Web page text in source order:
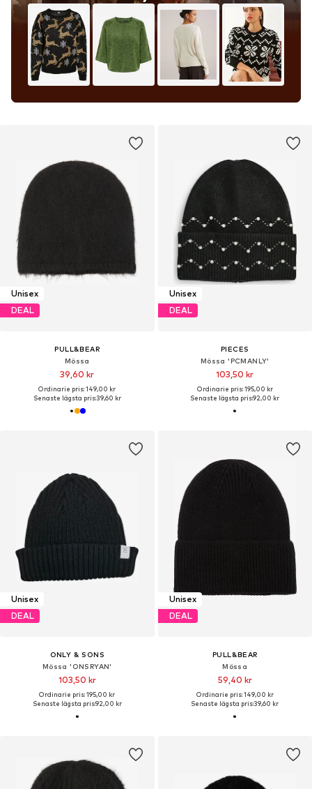
Unisex
DEAL
PULL&BEAR
Mössa
39,60 kr
Ordinarie pris: 149,00 kr
Senaste lägsta pris:39,60 kr
Unisex
DEAL
PIECES
Mössa 'PCMANLY'
103,50 kr
Ordinarie pris: 195,00 kr
Senaste lägsta pris:92,00 kr
Unisex
DEAL
ONLY & SONS
Mössa 'ONSRYAN'
103,50 kr
Ordinarie pris: 195,00 kr
Senaste lägsta pris:92,00 kr
Unisex
DEAL
PULL&BEAR
Mössa
59,40 kr
Ordinarie pris: 149,00 kr
Senaste lägsta pris:39,60 kr